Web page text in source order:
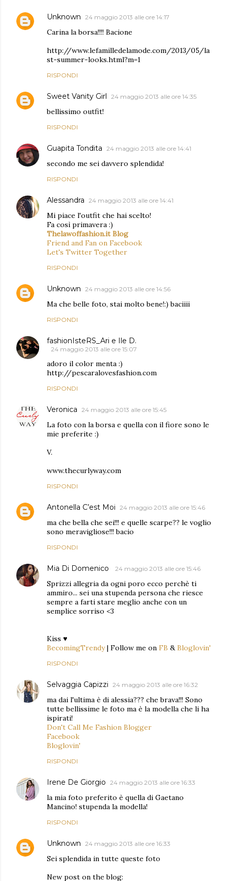
Unknown 24 maggio 2013 alle ore 14:17
Carina la borsa!!!! Bacione
http://www.lefamilledelamode.com/2013/05/la
st-summer-looks.html?m=1
RISPONDI
Sweet Vanity Girl 24 maggio 2013 alle ore 14:35
bellissimo outfit!
RISPONDI
Guapita Tondita 24 maggio 2013 alle ore 14:41
secondo me sei davvero splendida!
RISPONDI
Alessandra 24 maggio 2013 alle ore 14:41
Mi piace l'outfit che hai scelto!
Fa così primavera :)
Thelawoffashion.it Blog
Friend and Fan on Facebook
Let's Twitter Together
RISPONDI
Unknown 24 maggio 2013 alle ore 14:56
Ma che belle foto, stai molto bene!:) baciiii
RISPONDI
fashionIsteRS_Ari e Ile D.
24 maggio 2013 alle ore 15:07
adoro il color menta :)
http://pescaralovesfashion.com
RISPONDI
Veronica 24 maggio 2013 alle ore 15:45
La foto con la borsa e quella con il fiore sono le
mie preferite :)
V.
www.thecurlyway.com
RISPONDI
Antonella C’est Moi 24 maggio 2013 alle ore 15:46
ma che bella che sei!!! e quelle scarpe?? le voglio
sono meravigliose!!! bacio
RISPONDI
Mia Di Domenico 24 maggio 2013 alle ore 15:46
Sprizzi allegria da ogni poro ecco perchè ti
ammiro... sei una stupenda persona che riesce
sempre a farti stare meglio anche con un
semplice sorriso <3
Kiss ♥
BecomingTrendy| Follow me on FB &Bloglovin'
RISPONDI
Selvaggia Capizzi 24 maggio 2013 alle ore 16:32
ma dai l'ultima è di alessia??? che brava!!! Sono
tutte bellissime le foto ma è la modella che li ha
ispirati!
Don't Call Me Fashion Blogger
Facebook
Bloglovin'
RISPONDI
Irene De Giorgio 24 maggio 2013 alle ore 16:33
la mia foto preferito è quella di Gaetano
Mancino! stupenda la modella!
RISPONDI
Unknown 24 maggio 2013 alle ore 16:33
Sei splendida in tutte queste foto
New post on the blog: